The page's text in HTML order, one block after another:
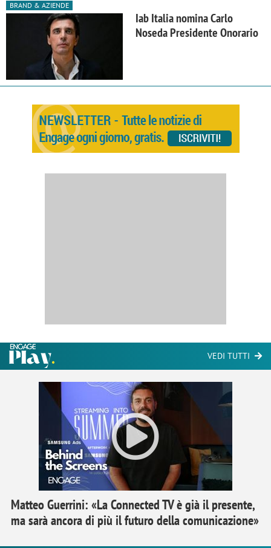
BRAND & AZIENDE
Iab Italia nomina Carlo
Noseda Presidente Onorario
VEDI TUTTI
Matteo Guerrini: «La Connected TV è già il presente,
ma sarà ancora di più il futuro della comunicazione»